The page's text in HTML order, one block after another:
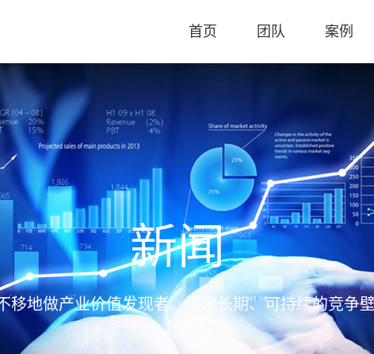
首页 团队 案例
新闻
移地做产业价值发现者，追求长期、可持续的竞争